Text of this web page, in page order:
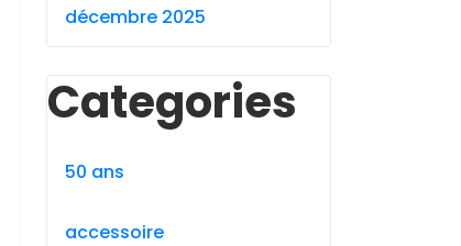
décembre 2025
Categories
50 ans
accessoire